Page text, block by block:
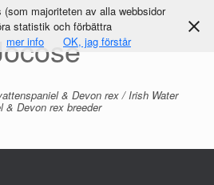
& Devon rex / Irish Water
& Devon rex breeder
majoriteten av alla webbsidor
statistik och förbättra
mer info OK, jag förstår